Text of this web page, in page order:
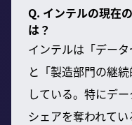
Q. インテルの現在
は？
インテルは「データ
と「製造部門の継
している。特にデ
シェアを奪われて